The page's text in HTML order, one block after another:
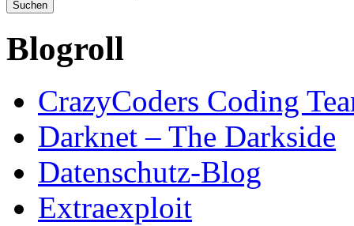
Blogroll
CrazyCoders Coding
Darknet – The Darkside
Datenschutz-Blog
Extraexploit